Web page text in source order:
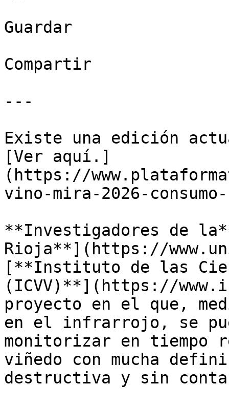
Guardar
Compartir
---
Existe una edición
[Ver aquí.]
(https://
vino-mira-2026-
**Investigadores de
Rioja**](https://
[**Instituto de las
(ICVV)**](https://
proyecto en el que,
en el infrarrojo, se
monitorizar en
viñedo con mucha
destructiva y sin